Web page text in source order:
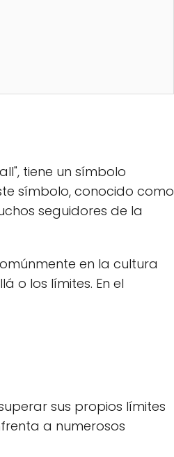
tiene un símbolo
símbolo, conocido como
seguidores de la
en la cultura
o los límites. En el
sus propios límites
a numerosos